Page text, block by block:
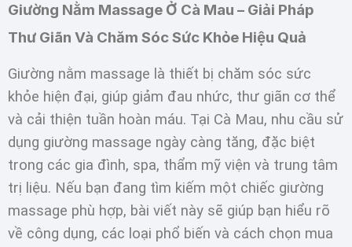
Giường Nằm Massage Ở Cà Mau – Giải Pháp
Thư Giãn Và Chăm Sóc Sức Khỏe Hiệu Quả
Giường nằm massage là thiết bị chăm sóc sức
khỏe hiện đại, giúp giảm đau nhức, thư giãn cơ thể
và cải thiện tuần hoàn máu. Tại Cà Mau, nhu cầu sử
dụng giường massage ngày càng tăng, đặc biệt
trong các gia đình, spa, thẩm mỹ viện và trung tâm
trị liệu. Nếu bạn đang tìm kiếm một chiếc giường
massage phù hợp, bài viết này sẽ giúp bạn hiểu rõ
về công dụng, các loại phổ biến và cách chọn mua